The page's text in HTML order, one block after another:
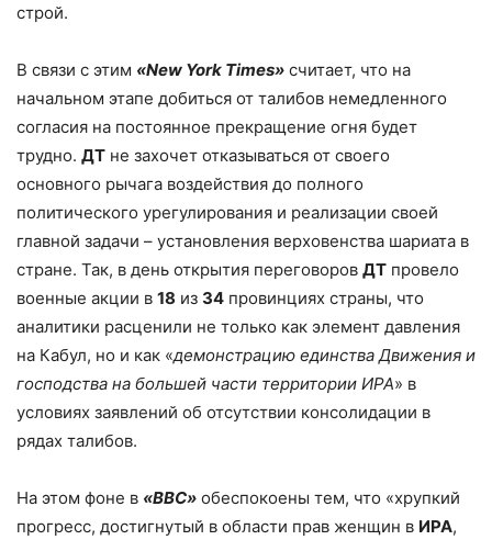
строй.
В связи с этим «New York Times» считает, что на
начальном этапе добиться от талибов немедленного
согласия на постоянное прекращение огня будет
трудно. ДТ не захочет отказываться от своего
основного рычага воздействия до полного
политического урегулирования и реализации своей
главной задачи – установления верховенства шариата в
стране. Так, в день открытия переговоров ДТ провело
военные акции в 18 из 34 провинциях страны, что
аналитики расценили не только как элемент давления
на Кабул, но и как «демонстрацию единства Движения и
господства на большей части территории ИРА» в
условиях заявлений об отсутствии консолидации в
рядах талибов.
На этом фоне в «BBC» обеспокоены тем, что «хрупкий
прогресс, достигнутый в области прав женщин в ИРА,